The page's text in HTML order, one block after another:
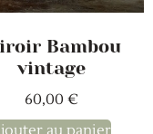
Bambou
vintage
60,00 €